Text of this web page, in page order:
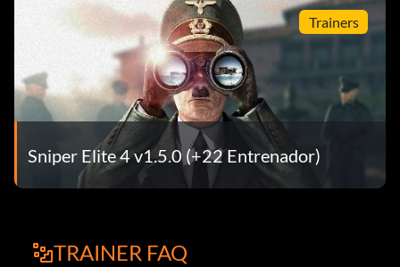
Trainers
Sniper Elite 4 v1.5.0 (+22 Entrenador)
TRAINER FAQ